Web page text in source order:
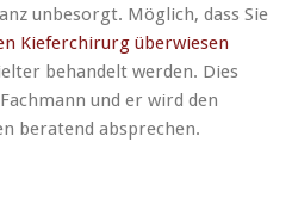
unbesorgt. Möglich, dass Sie
Kieferchirurg überwiesen
behandelt werden. Dies
und er wird den
beratend absprechen.